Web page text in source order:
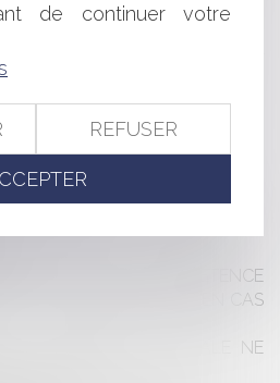
INDEMNISATION DES SPORTIFS
JEU ?
MEUBLES POSSESSION VAUT
CASSATION CONFIRME LA
DE CRÉDIT :
MALADIE DES
DE SARL : COMPÉTENCE
DE COMMERCE MÊME EN CAS
: LA LIBERTÉ SYNDICALE NE
BOYCOTT
de continuer votre
REFUSER